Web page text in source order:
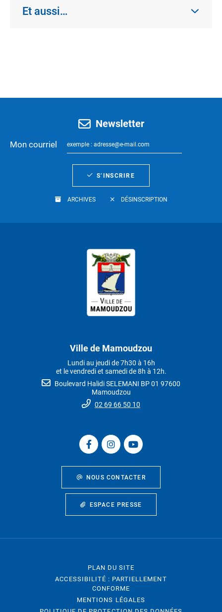
Et aussi…
Newsletter
Mon courriel
S’INSCRIRE
ARCHIVES DÉSINSCRIPTION
Ville de Mamoudzou
Lundi au jeudi de 7h30 à 16h
et le vendredi et samedi de 8h à 12h.
Boulevard Halidi SELEMANI BP 01 97600
Mamoudzou
02 69 66 50 10
NOUS CONTACTER
ESPACE PRESSE
PLAN DU SITE
ACCESSIBILITÉ : PARTIELLEMENT
CONFORME
MENTIONS LÉGALES